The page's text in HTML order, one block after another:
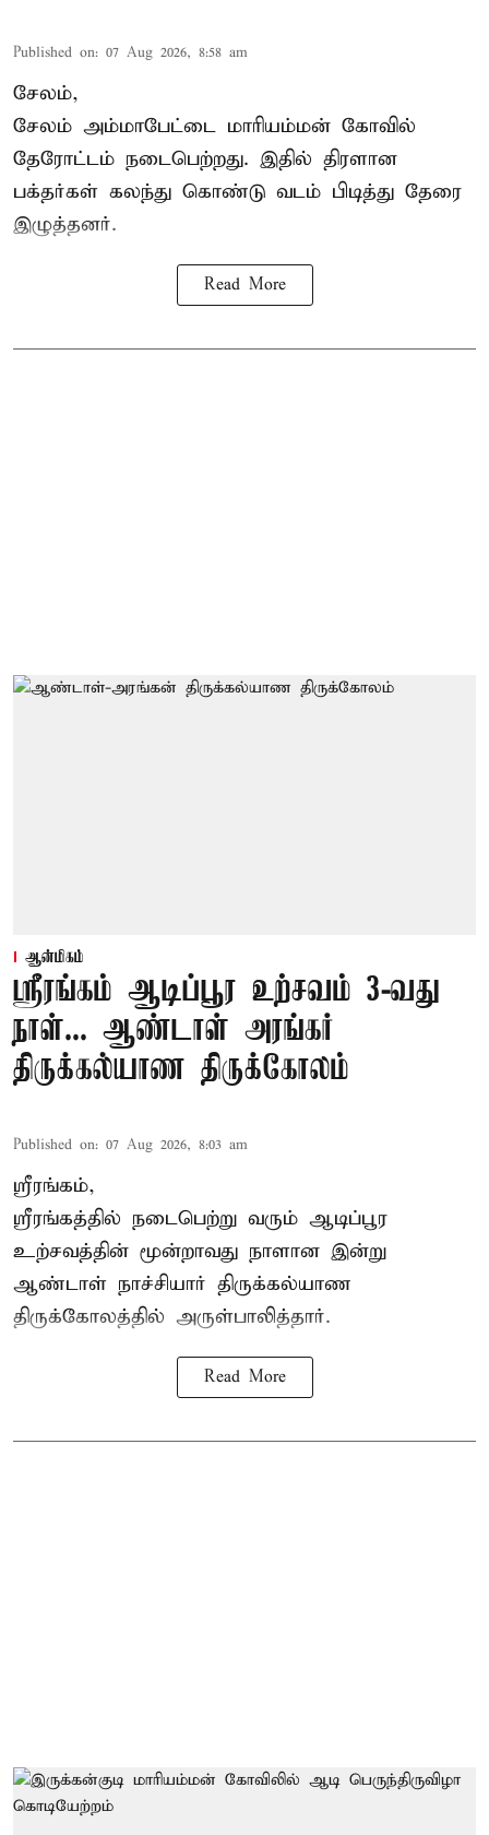
Published on: 07 Aug 2026, 8:58 am
சேலம்,
சேலம் அம்மாபேட்டை மாரியம்மன் கோவில்
தேரோட்டம் நடைபெற்றது. இதில் திரளான
பக்தர்கள் கலந்து கொண்டு வடம் பிடித்து தேரை
இழுத்தனர்.
Read More
ஆன்மிகம்
ஸ்ரீரங்கம் ஆடிப்பூர உற்சவம் 3-வது
நாள்... ஆண்டாள் அரங்கர்
திருக்கல்யாண திருக்கோலம்
Published on: 07 Aug 2026, 8:03 am
ஸ்ரீரங்கம்,
ஸ்ரீரங்கத்தில் நடைபெற்று வரும் ஆடிப்பூர
உற்சவத்தின் மூன்றாவது நாளான இன்று
ஆண்டாள் நாச்சியார் திருக்கல்யாண
திருக்கோலத்தில் அருள்பாலித்தார்.
Read More